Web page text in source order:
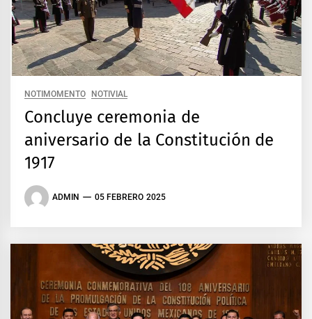
NOTIMOMENTO NOTIVIAL
Concluye ceremonia de
aniversario de la Constitución de
1917
ADMIN 05 FEBRERO 2025